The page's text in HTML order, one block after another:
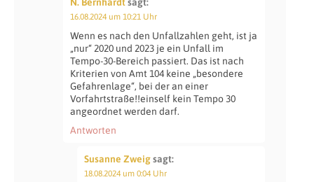
16.08.2024 um 10:21 Uhr
Wenn es nach den Unfallzahlen geht, ist ja
„nur“ 2020 und 2023 je ein Unfall im
Tempo-30-Bereich passiert. Das ist nach
Kriterien von Amt 104 keine „besondere
Gefahrenlage“, bei der an einer
Vorfahrtstraße!!einself kein Tempo 30
angeordnet werden darf.
Antworten
Susanne Zweigsagt:
18.08.2024 um 0:04 Uhr